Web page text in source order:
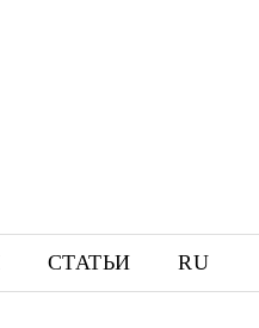
СТАТЬИ RU